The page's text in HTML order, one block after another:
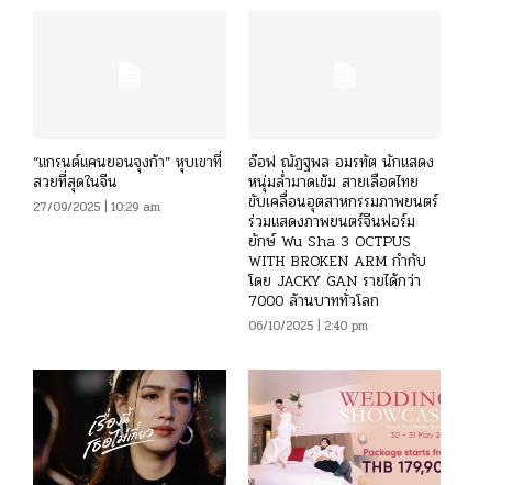
“แกรนด์แคนยอนจุงก้า” หุบเขาที่
สวยที่สุดในจีน
27/09/2025 | 10:29 am
อ๊อฟ ณัฏฐพล อมรทัต นักแสดง
หนุ่มล่ำมาดเข้ม สายเลือดไทย
ขับเคลื่อนอุตสาหกรรมภาพยนตร์
ร่วมแสดงภาพยนตร์จีนฟอร์ม
ยักษ์ Wu Sha 3 OCTPUS
WITH BROKEN ARM กำกับ
โดย JACKY GAN รายได้กว่า
7000 ล้านบาททั่วโลก
06/10/2025 | 2:40 pm